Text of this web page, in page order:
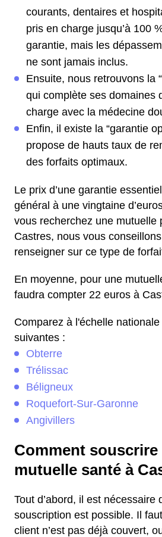
courants, dentaires et
pris en charge jusqu’à 100
garantie, mais les
ne sont jamais inclus.
Ensuite, nous retrouvons la
qui complète ses domaines
charge avec la médecine
Enfin, il existe la “garantie
propose de hauts taux de
des forfaits optimaux.
Le prix d’une garantie
général à une vingtaine
vous recherchez une mutuelle
Castres, nous vous
renseigner sur ce type de
En moyenne, pour une
faudra compter 22 euros à
Comparez à l'échelle
suivantes :
Obterre
Trélissac
Béligneux
Roquefort-Sur-Garonne
Angivillers
Comment souscrire
mutuelle santé à
Tout d’abord, il est nécessaire
souscription est possible. Il
client n’est pas déjà couvert,